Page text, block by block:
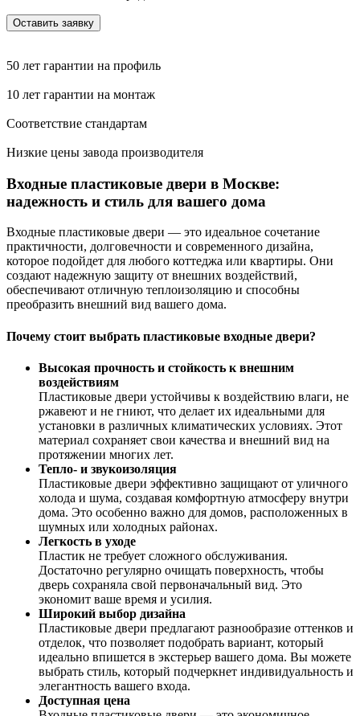
Оставить заявку
50 лет гарантии на профиль
10 лет гарантии на монтаж
Соответствие стандартам
Низкие цены завода производителя
Входные пластиковые двери в Москве:
надежность и стиль для вашего дома
Входные пластиковые двери — это идеальное сочетание
практичности, долговечности и современного дизайна,
которое подойдет для любого коттеджа или квартиры. Они
создают надежную защиту от внешних воздействий,
обеспечивают отличную теплоизоляцию и способны
преобразить внешний вид вашего дома.
Почему стоит выбрать пластиковые входные двери?
Высокая прочность и стойкость к внешним
воздействиям
Пластиковые двери устойчивы к воздействию влаги, не
ржавеют и не гниют, что делает их идеальными для
установки в различных климатических условиях. Этот
материал сохраняет свои качества и внешний вид на
протяжении многих лет.
Тепло- и звукоизоляция
Пластиковые двери эффективно защищают от уличного
холода и шума, создавая комфортную атмосферу внутри
дома. Это особенно важно для домов, расположенных в
шумных или холодных районах.
Легкость в уходе
Пластик не требует сложного обслуживания.
Достаточно регулярно очищать поверхность, чтобы
дверь сохраняла свой первоначальный вид. Это
экономит ваше время и усилия.
Широкий выбор дизайна
Пластиковые двери предлагают разнообразие оттенков и
отделок, что позволяет подобрать вариант, который
идеально впишется в экстерьер вашего дома. Вы можете
выбрать стиль, который подчеркнет индивидуальность и
элегантность вашего входа.
Доступная цена